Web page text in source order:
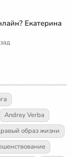
Екатерина
Andrey Verba
образ жизни